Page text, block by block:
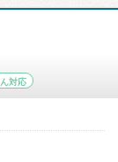
対応